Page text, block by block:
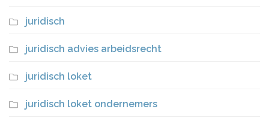
juridisch
juridisch advies arbeidsrecht
juridisch loket
juridisch loket ondernemers